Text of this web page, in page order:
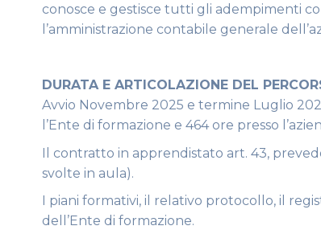
conosce e gestisce tutti gli adempimenti
l’amministrazione contabile generale
DURATA E ARTICOLAZIONE DEL
Avvio Novembre 2025 e termine Luglio
l’Ente di formazione e 464 ore presso
Il contratto in apprendistato art. 43,
svolte in aula).
I piani formativi, il relativo protocollo, il
dell’Ente di formazione.